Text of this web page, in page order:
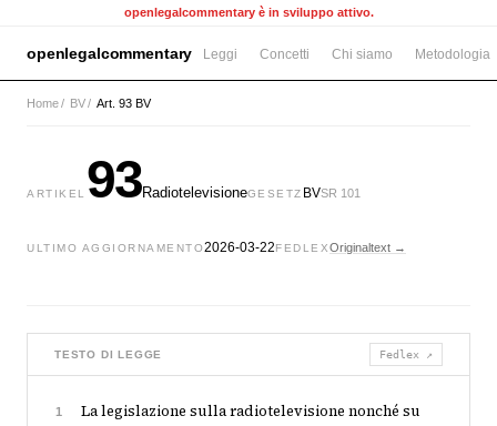
openlegalcommentary è in sviluppo attivo.
openlegalcommentary Leggi Concetti Chi siamo Metodologia
Home/ BV/ Art. 93 BV
ARTIKEL 93RadiotelevisioneGESETZ BVSR 101
ULTIMO AGGIORNAMENTO2026-03-22FEDLEXOriginaltext →
TESTO DI LEGGE Fedlex ↗
1
La legislazione sulla radiotelevisione nonché su